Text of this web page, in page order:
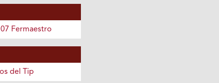
Fermaestro
del Tip